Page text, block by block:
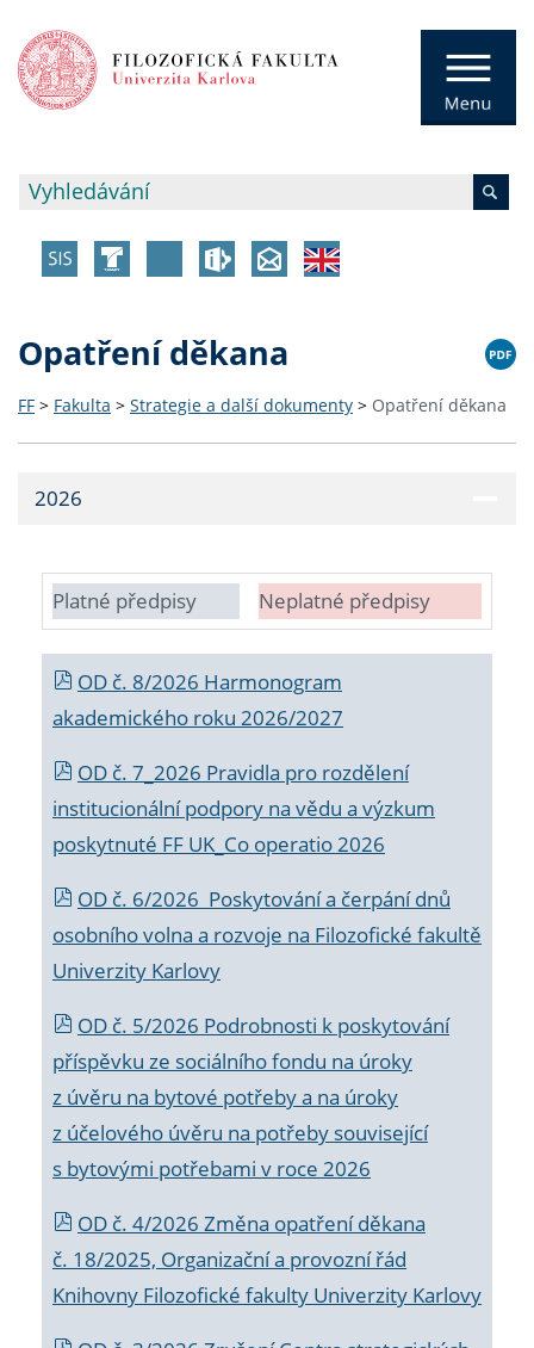
Opatření děkana
FF > Fakulta > Strategie a další dokumenty > Opatření děkana
2026
Platné předpisy Neplatné předpisy
OD č. 8/2026 Harmonogram
akademického roku 2026/2027
OD č. 7_2026 Pravidla pro rozdělení
institucionální podpory na vědu a výzkum
poskytnuté FF UK_Co operatio 2026
OD č. 6/2026 Poskytování a čerpání dnů
osobního volna a rozvoje na Filozofické fakultě
Univerzity Karlovy
OD č. 5/2026 Podrobnosti k poskytování
příspěvku ze sociálního fondu na úroky
z úvěru na bytové potřeby a na úroky
z účelového úvěru na potřeby související
s bytovými potřebami v roce 2026
OD č. 4/2026 Změna opatření děkana
č. 18/2025, Organizační a provozní řád
Knihovny Filozofické fakulty Univerzity Karlovy